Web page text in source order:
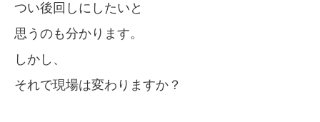
つい後回しにしたいと
思うのも分かります。
しかし、
それで現場は変わりますか？